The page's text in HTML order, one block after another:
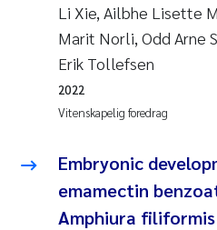
Li Xie, Ailbhe Lisette
Marit Norli, Odd Arne
Erik Tollefsen
Vitenskapelig foredrag
2022
Embryonic
emamectin
Amphiura